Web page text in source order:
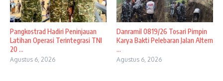
Pangkostrad Hadiri Peninjauan
Latihan Operasi Terintegrasi TNI
20 ...
Agustus 6, 2026
Danramil 0819/26 Tosari Pimpin
Karya Bakti Pelebaran Jalan Altern
...
Agustus 6, 2026